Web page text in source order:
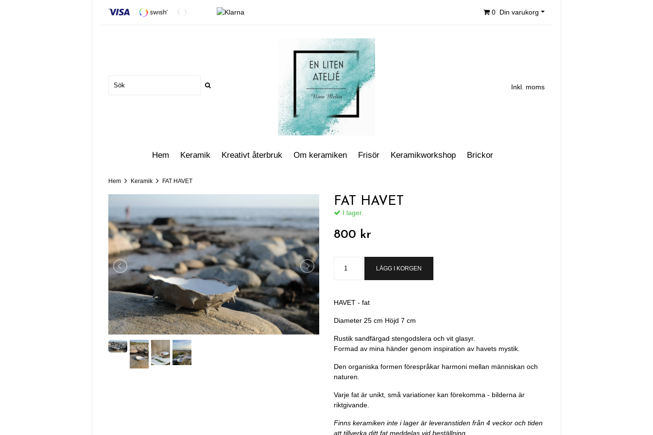
0 Din varukorg
Inkl. moms
Hem Keramik Kreativt återbruk Om keramiken Frisör Keramikworkshop Brickor
Hem Keramik FAT HAVET
FAT HAVET
I lager.
800 kr
LÄGG I KORGEN
HAVET - fat
Diameter 25 cm Höjd 7 cm
Rustik sandfärgad stengodslera och vit glasyr.
Formad av mina händer genom inspiration av havets mystik.
Den organiska formen förespråkar harmoni mellan människan och
naturen.
Varje fat är unikt, små variationer kan förekomma - bilderna är
riktgivande.
Finns keramiken inte i lager är leveranstiden från 4 veckor och tiden
att tillverka ditt fat meddelas vid beställning.